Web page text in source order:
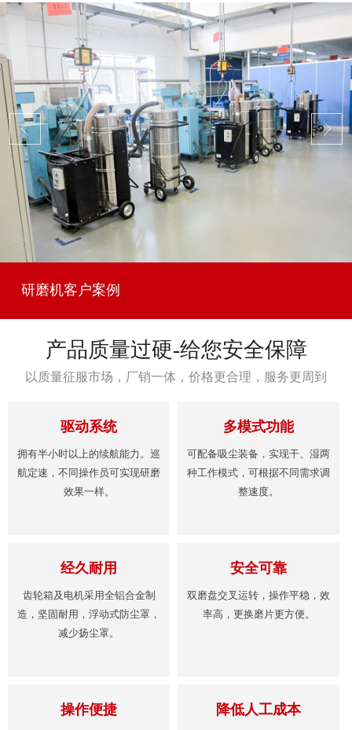
研磨机客户案例
产品质量过硬-给您安全保障
以质量征服市场，厂销一体，价格更合理，服务更周到
驱动系统
拥有半小时以上的续航能力。巡
航定速，不同操作员可实现研磨
效果一样。
多模式功能
可配备吸尘装备，实现干、湿两
种工作模式，可根据不同需求调
整速度。
经久耐用
齿轮箱及电机采用全铝合金制
造，坚固耐用，浮动式防尘罩，
减少扬尘罩。
安全可靠
双磨盘交叉运转，操作平稳，效
率高，更换磨片更方便。
操作便捷 降低人工成本